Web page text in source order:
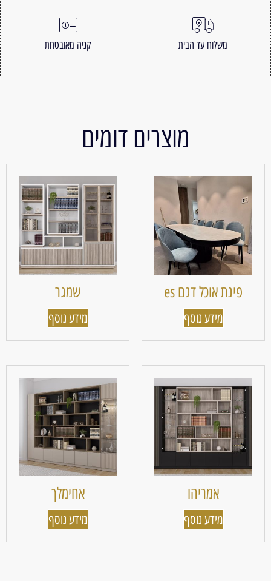
משלוח עד הבית קניה מאובטחת
מוצרים דומים
פינת אוכל דגם es
מידע נוסף
שמגר
מידע נוסף
אמריהו
מידע נוסף
אחימלך
מידע נוסף